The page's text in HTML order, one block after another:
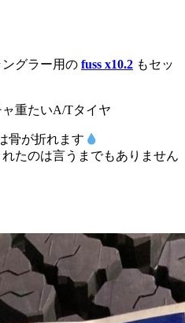
グラー用の fuss x10.2 もセッ
重たいA/Tタイヤ
骨が折れます
たのは言うまでもありません